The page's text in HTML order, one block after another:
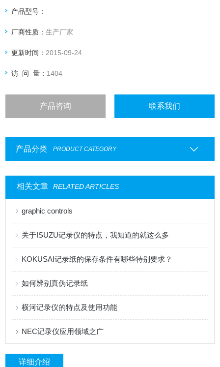
Graphic Controls记录纸CI-4127-R
产品型号：
厂商性质：生产厂家
更新时间： 2015-09-24
访 问 量： 1404
产品咨询 联系我们
产品分类 PRODUCT CATEGORY
相关文章 RELATED ARTICLES
graphic controls
关于ISUZU记录仪的特点，我知道的就这么多
KOKUSAI记录纸的保存条件有哪些特别要求？
如何辨别真伪记录纸
横河记录仪的特点及使用功能
NEC记录仪应用领域之广
详细介绍